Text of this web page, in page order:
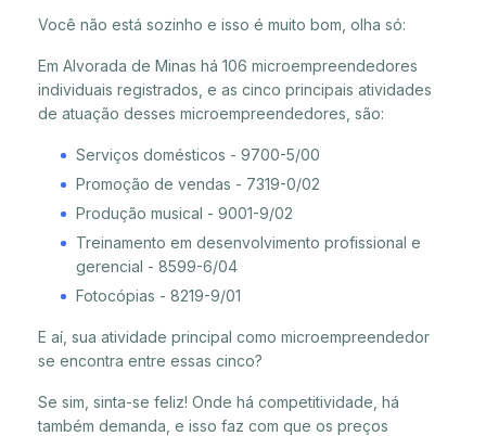
Você não está sozinho e isso é muito bom, olha só:
Em Alvorada de Minas há 106 microempreendedores
individuais registrados, e as cinco principais atividades
de atuação desses microempreendedores, são:
Serviços domésticos - 9700-5/00
Promoção de vendas - 7319-0/02
Produção musical - 9001-9/02
Treinamento em desenvolvimento profissional e
gerencial - 8599-6/04
Fotocópias - 8219-9/01
E aí, sua atividade principal como microempreendedor
se encontra entre essas cinco?
Se sim, sinta-se feliz! Onde há competitividade, há
também demanda, e isso faz com que os preços